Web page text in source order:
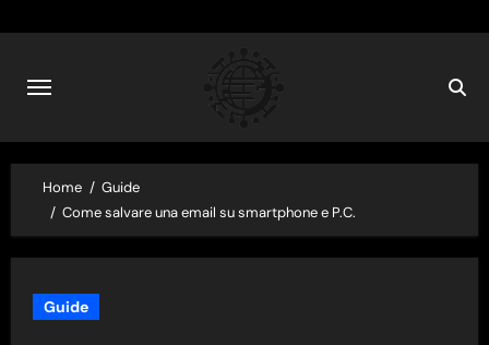
content
Home
Guide
Come salvare una email su smartphone e P.C.
Guide